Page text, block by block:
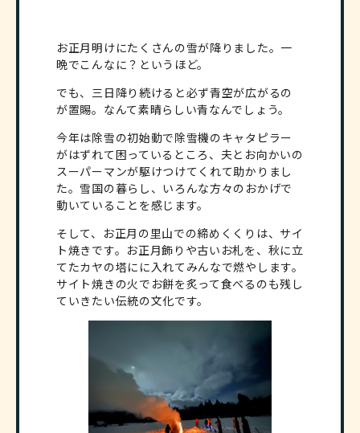
お正月明けにたくさんの雪が降りました。一
晩でこんなに？というほど。
でも、三日降り続けると必ず青空が広がるの
が置賜。なんて素晴らしい青なんでしょう。
今年は除雪の初始動で除雪機のキャタピラー
がはずれて困っているところ、夫とお向かいの
スーパーマンが駆けつけてくれて助かりまし
た。雪国の暮らし、いろんな方々のおかげで
動いていることを感じます。
そして、お正月の里山での締めくくりは、サイ
ト焼きです。お正月飾りや古いお札を、秋に立
てたカヤの塔にに入れてみんなで燃やします。
サイト焼きの火でお餅を炙って食べるのも残し
ていきたい伝統の文化です。